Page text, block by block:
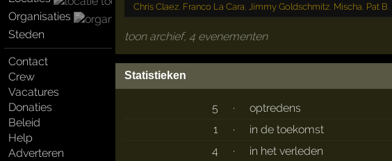
Organisaties
Steden
Contact
Crew
Vacatures
Donaties
Beleid
Help
Adverteren
Chris Claez, Franco La Cara, Jimmy Goldschmitz, Mischa, Pat B,
toon archief, 4 evenementen
Statistieken
5 ·
optredens
1
·
in de toekomst
4
· in het verleden